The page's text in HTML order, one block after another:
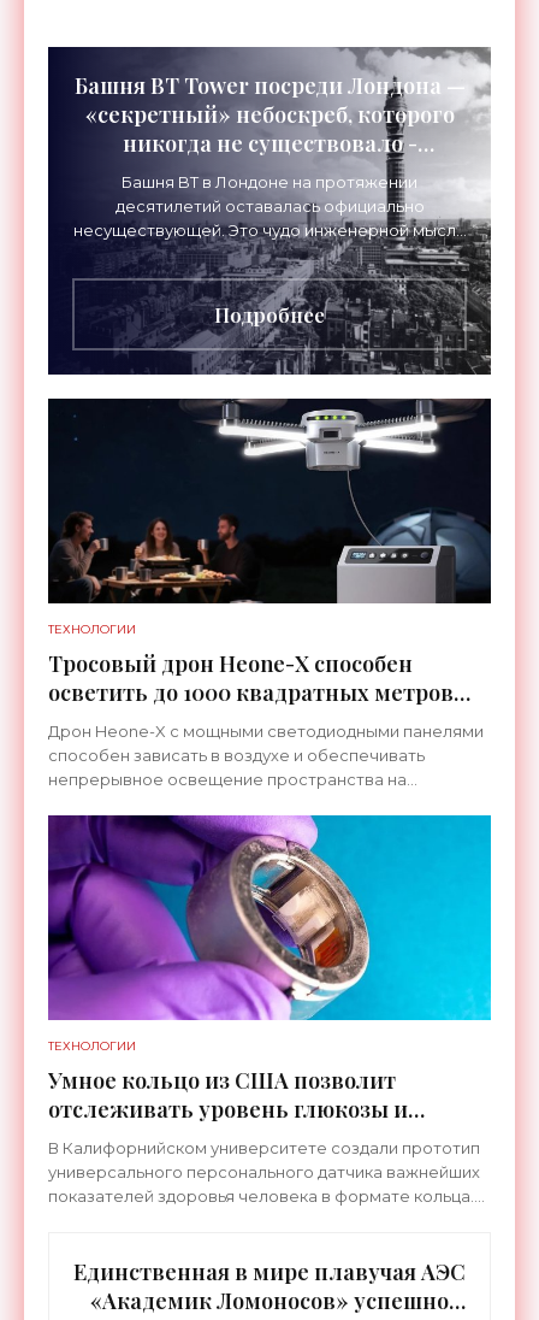
Башня BT Tower посреди Лондона —
«секретный» небоскреб, которого
никогда не существовало -
«Технологии»
Башня BT в Лондоне на протяжении
десятилетий оставалась официально
несуществующей. Это чудо инженерной мысли
высотой 189 метров привлекало тысячи
посетителей, знаменитостей и даже членов
Подробнее
ТЕХНОЛОГИИ
Тросовый дрон Heone-X способен
осветить до 1000 квадратных метров
земли - «Беспилотники»
Дрон Heone-X с мощными светодиодными панелями
способен зависать в воздухе и обеспечивать
непрерывное освещение пространства на
источников света,
ТЕХНОЛОГИИ
Умное кольцо из США позволит
отслеживать уровень глюкозы и
многих других веществ в крови -
«Технологии»
В Калифорнийском университете создали прототип
универсального персонального датчика важнейших
показателей здоровья человека в формате кольца.
Единственная в мире плавучая АЭС
«Академик Ломоносов» успешно